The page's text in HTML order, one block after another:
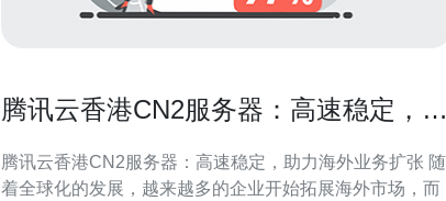
腾讯云香港CN2服务器：高速稳定，助
腾讯云香港CN2服务器：高速稳定，助力海外业务扩张 随
着全球化的发展，越来越多的企业开始拓展海外市场，而